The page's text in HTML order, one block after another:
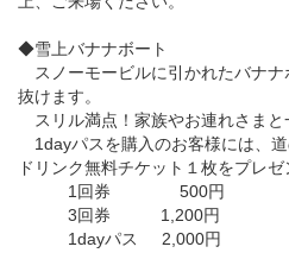
◆雪上バナナボート
スノーモービルに引かれたバナナ
抜けます。
スリル満点！家族やお連れさまと
1dayパスを購入のお客様には、
ドリンク無料チケット１枚をプレゼ
1回券 500円
3回券 1,200円
1dayパス 2,000円